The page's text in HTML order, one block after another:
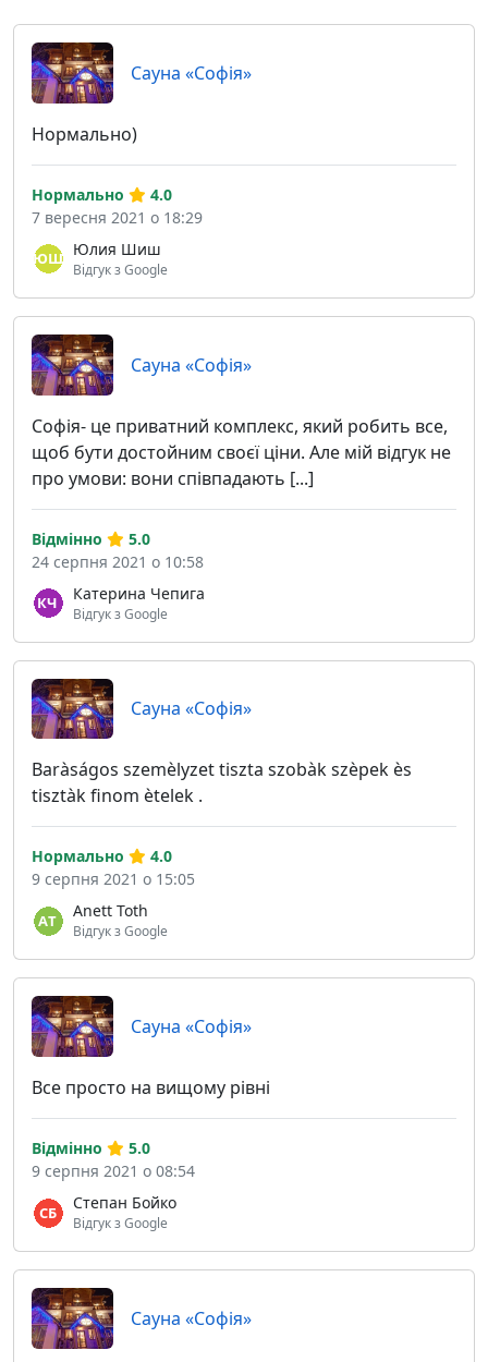
Сауна «Софія»
Нормально)
Юлия Шиш
Відгук з Google
Нормально
4.0
7 вересня 2021 о 18:29
Сауна «Софія»
Софія- це приватний комплекс, який робить все,
щоб бути достойним своєї ціни. Але мій відгук не
про умови: вони співпадають [...]
Катерина Чепига
Відгук з Google
Відмінно
5.0
24 серпня 2021 о 10:58
Сауна «Софія»
Baràságos szemèlyzet tiszta szobàk szèpek ès
tisztàk finom ètelek .
Anett Toth
Відгук з Google
Нормально
4.0
9 серпня 2021 о 15:05
Сауна «Софія»
Все просто на вищому рівні
Степан Бойко
Відгук з Google
Відмінно
5.0
9 серпня 2021 о 08:54
Сауна «Софія»